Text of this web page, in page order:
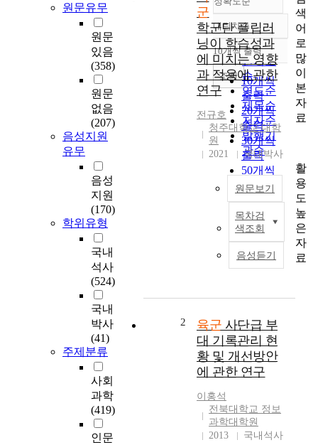
원문유무
원문
있음
(358)
원문
없음
(207)
음성지원
유무
음성
지원
(170)
학위유형
국내
석사
(524)
국내
박사
(41)
주제분류
사회
과학
(419)
인문
정확도
순
인기도
순
연도순
제목순
저자순
발행기
관순
내림차순
내림차순
10개씩 출력
10개씩
출력
20개씩
출력
30개씩
출력
50개씩
출력
100개씩
출력
조회
군
학군단 플립러
닝이 학습성과
에 미치는 영향
과 적용에 관한
연구
전규호
청주대학교 대학
원
2021
국내박사
원문보기
목차검
색조회
음성듣기
2 육군 사단급 부
대 기록관리 현
황 및 개선방안
에 관한 연구
이홍석
전북대학교 정보
과학대학원
2013
국내석사
색
어
로
많
이
본
자
료
활
용
도
높
은
자
료